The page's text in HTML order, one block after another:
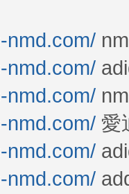
nmd.com/
nmd.com/
nmd.com/
nmd.com/ 愛
nmd.com/
nmd.com/